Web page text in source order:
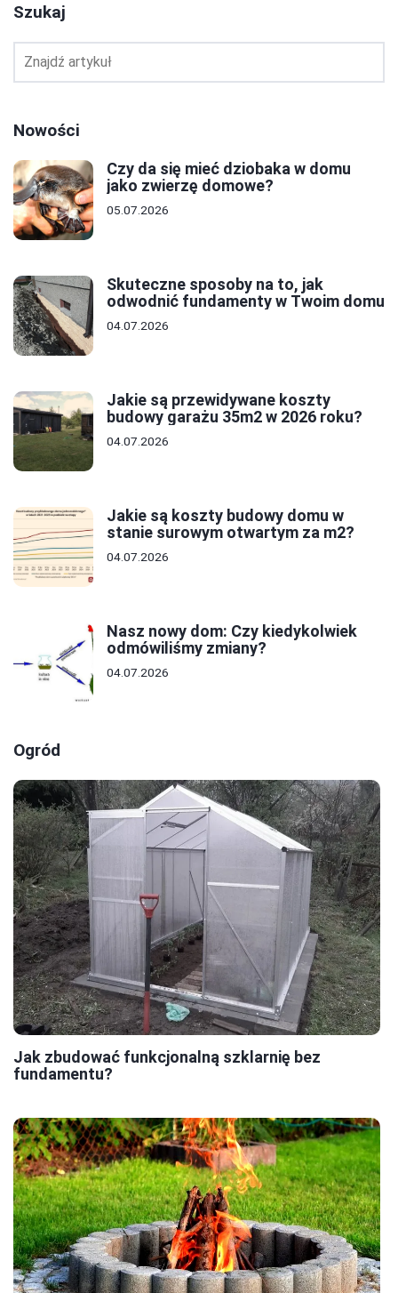
Szukaj
Nowości
Czy da się mieć dziobaka w domu
jako zwierzę domowe?
05.07.2026
Skuteczne sposoby na to, jak
odwodnić fundamenty w Twoim domu
04.07.2026
Jakie są przewidywane koszty
budowy garażu 35m2 w 2026 roku?
04.07.2026
Jakie są koszty budowy domu w
stanie surowym otwartym za m2?
04.07.2026
Nasz nowy dom: Czy kiedykolwiek
odmówiliśmy zmiany?
04.07.2026
Ogród
Jak zbudować funkcjonalną szklarnię bez
fundamentu?